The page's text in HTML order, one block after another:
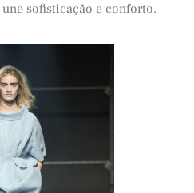
sofisticação e conforto.